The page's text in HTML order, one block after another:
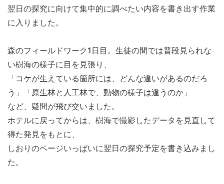
翌日の探究に向けて集中的に調べたい内容を書き出す作業
に入りました。
森のフィールドワーク1日目。生徒の間では普段見られな
い樹海の様子に目を見張り、
「コケが生えている箇所には、どんな違いがあるのだろ
う」「原生林と人工林で、動物の様子は違うのか」
など、疑問が飛び交いました。
ホテルに戻ってからは、樹海で撮影したデータを見直して
得た発見をもとに、
しおりのページいっぱいに翌日の探究予定を書き込みまし
た。